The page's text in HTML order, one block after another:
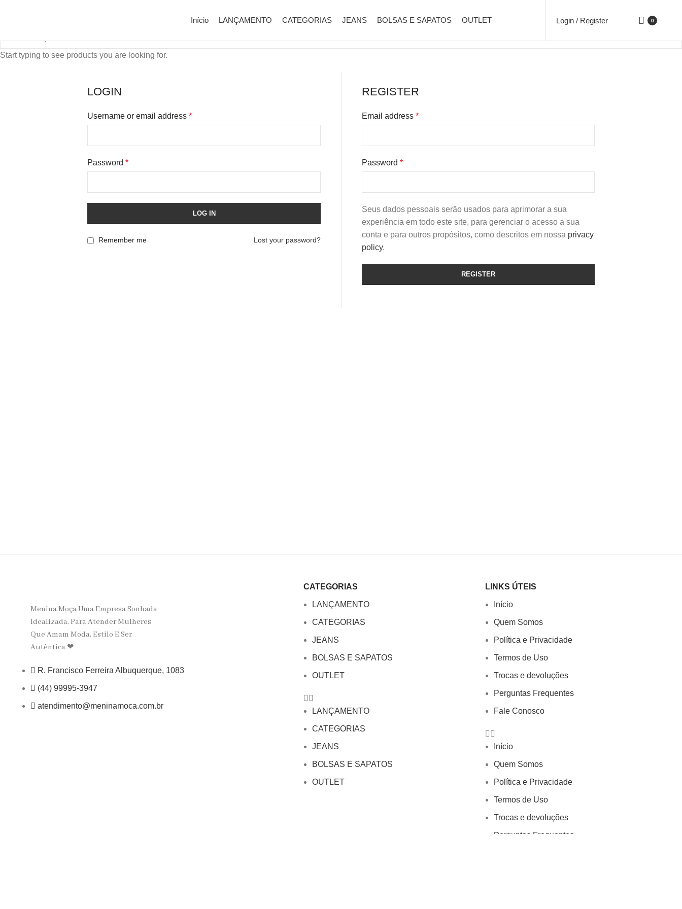
Início LANÇAMENTO CATEGORIAS JEANS BOLSAS E SAPATOS OUTLET Login / Register 0
LOGIN
Username or email address *
Password *
LOG IN
Lost your password?
Remember me
REGISTER
Email address *
Password *
Seus dados pessoais serão usados para aprimorar a sua
experiência em todo este site, para gerenciar o acesso a sua
conta e para outros propósitos, como descritos em nossa privacy
policy.
REGISTER
Menina Moça Uma Empresa Sonhada
Idealizada, Para Atender Mulheres
Que Amam Moda, Estilo E Ser
Autêntica ❤
R. Francisco Ferreira Albuquerque, 1083
(44) 99995-3947
atendimento@meninamoca.com.br
CATEGORIAS
LANÇAMENTO
CATEGORIAS
JEANS
BOLSAS E SAPATOS
OUTLET
LANÇAMENTO
CATEGORIAS
JEANS
BOLSAS E SAPATOS
OUTLET
LINKS ÚTEIS
Início
Quem Somos
Política e Privacidade
Termos de Uso
Trocas e devoluções
Perguntas Frequentes
Fale Conosco
Início
Quem Somos
Política e Privacidade
Termos de Uso
Trocas e devoluções
Perguntas Frequentes
Start typing to see products you are looking for.